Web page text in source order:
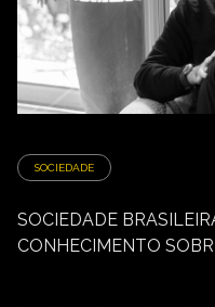
SOCIEDADE
SOCIEDADE
CONHECIMENTO